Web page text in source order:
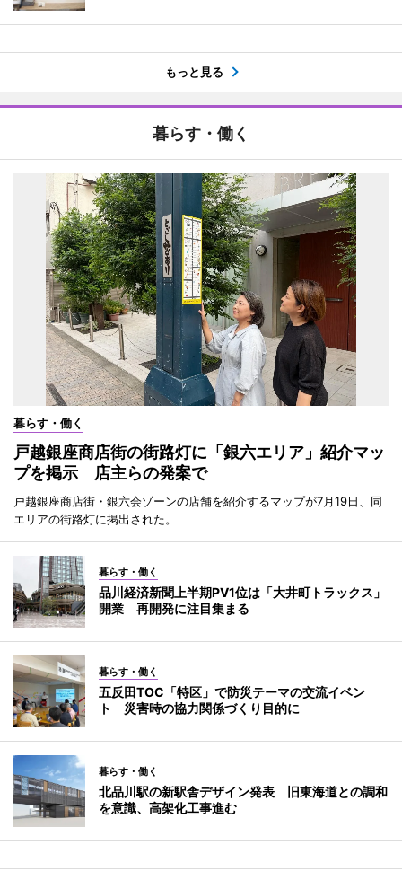
もっと見る
暮らす・働く
暮らす・働く
戸越銀座商店街の街路灯に「銀六エリア」紹介マッ
プを掲示 店主らの発案で
戸越銀座商店街・銀六会ゾーンの店舗を紹介するマップが7月19日、同
エリアの街路灯に掲出された。
暮らす・働く
品川経済新聞上半期PV1位は「大井町トラックス」
開業 再開発に注目集まる
暮らす・働く
五反田TOC「特区」で防災テーマの交流イベン
ト 災害時の協力関係づくり目的に
暮らす・働く
北品川駅の新駅舎デザイン発表 旧東海道との調和
を意識、高架化工事進む